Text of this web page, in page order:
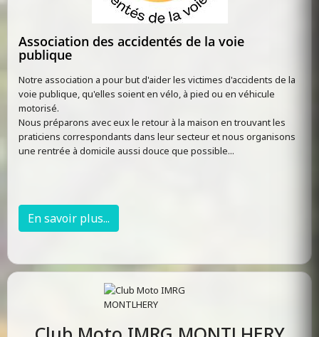
Association des accidentés de la voie
publique
Notre association a pour but d'aider les victimes d'accidents de la
voie publique, qu'elles soient en vélo, à pied ou en véhicule
motorisé.
Nous préparons avec eux le retour à la maison en trouvant les
praticiens correspondants dans leur secteur et nous organisons
une rentrée à domicile aussi douce que possible...
En savoir plus...